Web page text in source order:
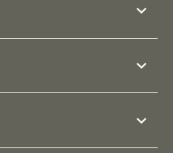
expand_more
expand_more
expand_more